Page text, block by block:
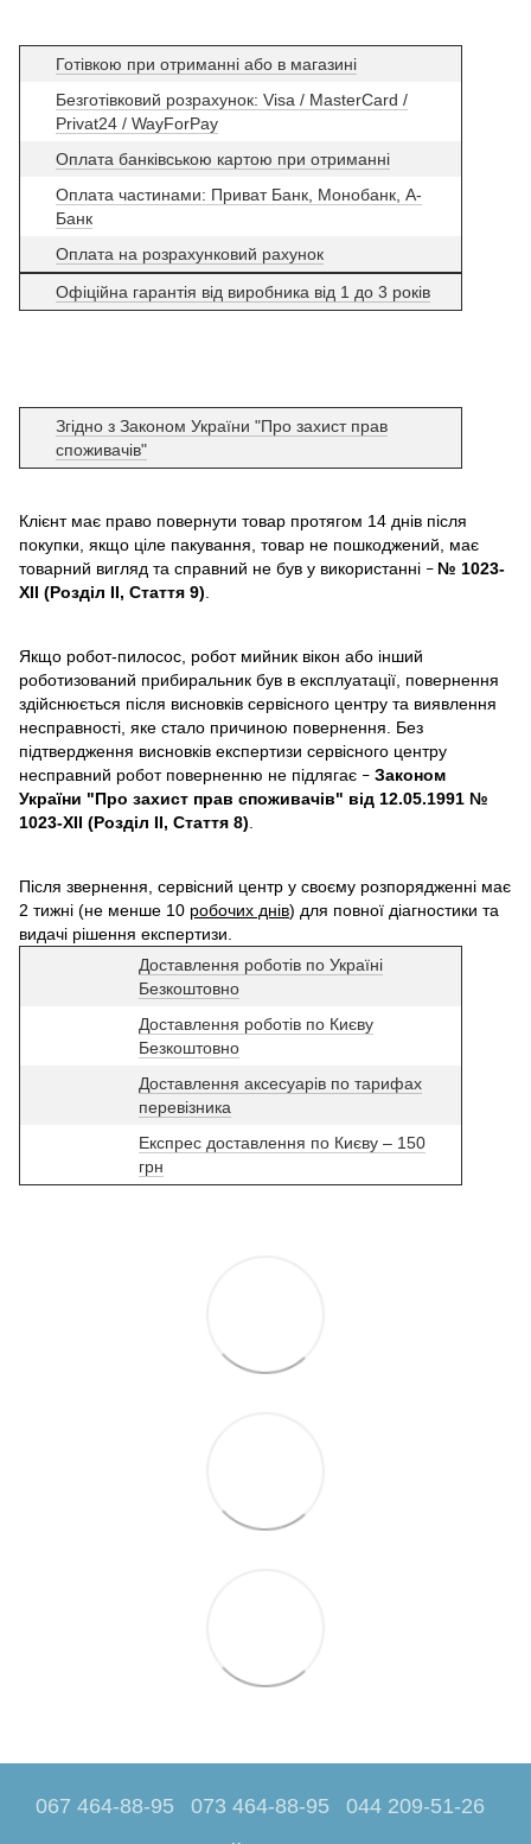
Готівкою при отриманні або в магазині
Безготівковий розрахунок: Visa / MasterCard /
Privat24 / WayForPay
Оплата банківською картою при отриманні
Оплата частинами: Приват Банк, Монобанк, А-
Банк
Оплата на розрахунковий рахунок
Офіційна гарантія від виробника від 1 до 3 років
Згідно з Законом України "Про захист прав
споживачів"
Клієнт має право повернути товар протягом 14 днів після
покупки, якщо ціле пакування, товар не пошкоджений, має
товарний вигляд та справний не був у використанні – № 1023-
XII (Розділ II, Стаття 9)
Якщо робот-пилосос, робот мийник вікон або інший
роботизований прибиральник був в експлуатації, повернення
здійснюється після висновків сервісного центру та виявлення
несправності, яке стало причиною повернення. Без
підтвердження висновків експертизи сервісного центру
несправний робот поверненню не підлягає – Законом
України "Про захист прав споживачів" від 12.05.1991 №
1023-XII (Розділ II, Стаття 8)
Після звернення, сервісний центр у своєму розпорядженні має
2 тижні (не менше 10 робочих днів) для повної діагностики та
видачі рішення експертизи.
Доставлення роботів по Україні
Безкоштовно
Доставлення роботів по Києву
Безкоштовно
Доставлення аксесуарів по тарифах
перевізника
Експрес доставлення по Києву – 150
грн
067 464-88-95 073 464-88-95 044 209-51-26